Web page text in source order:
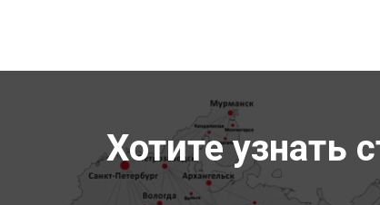
Хотите узнать